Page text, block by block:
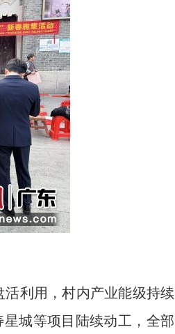
利用，村内产业能级持续
城等项目陆续动工，全部